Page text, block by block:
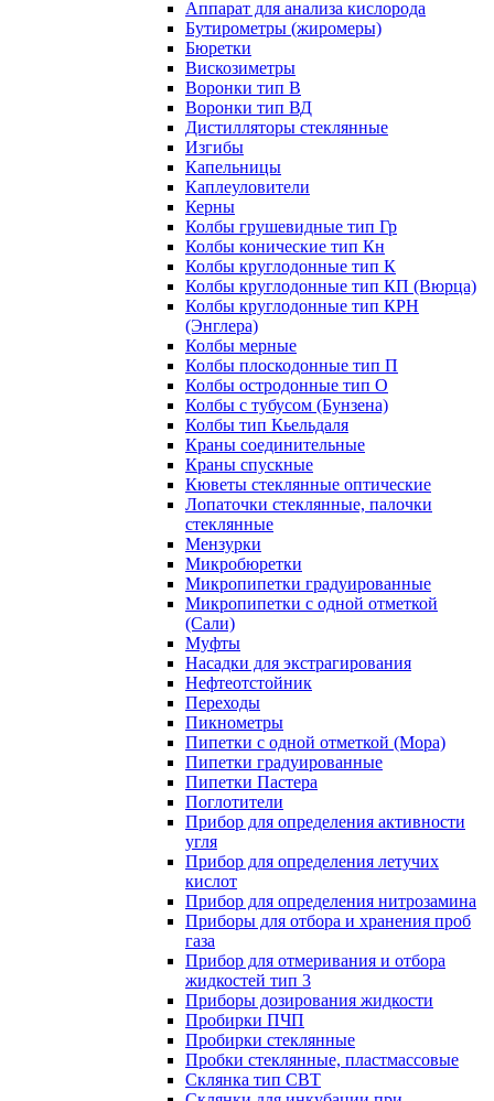
Аппарат для анализа кислорода
Бутирометры (жиромеры)
Бюретки
Вискозиметры
Воронки тип В
Воронки тип ВД
Дистилляторы стеклянные
Изгибы
Капельницы
Каплеуловители
Керны
Колбы грушевидные тип Гр
Колбы конические тип Кн
Колбы круглодонные тип К
Колбы круглодонные тип КП (Вюрца)
Колбы круглодонные тип КРН
(Энглера)
Колбы мерные
Колбы плоскодонные тип П
Колбы остродонные тип О
Колбы с тубусом (Бунзена)
Колбы тип Кьельдаля
Краны соединительные
Краны спускные
Кюветы стеклянные оптические
Лопаточки стеклянные, палочки
стеклянные
Мензурки
Микробюретки
Микропипетки градуированные
Микропипетки с одной отметкой
(Сали)
Муфты
Насадки для экстрагирования
Нефтеотстойник
Переходы
Пикнометры
Пипетки с одной отметкой (Мора)
Пипетки градуированные
Пипетки Пастера
Поглотители
Прибор для определения активности
угля
Прибор для определения летучих
кислот
Прибор для определения нитрозамина
Приборы для отбора и хранения проб
газа
Прибор для отмеривания и отбора
жидкостей тип 3
Приборы дозирования жидкости
Пробирки ПЧП
Пробирки стеклянные
Пробки стеклянные, пластмассовые
Склянка тип СВТ